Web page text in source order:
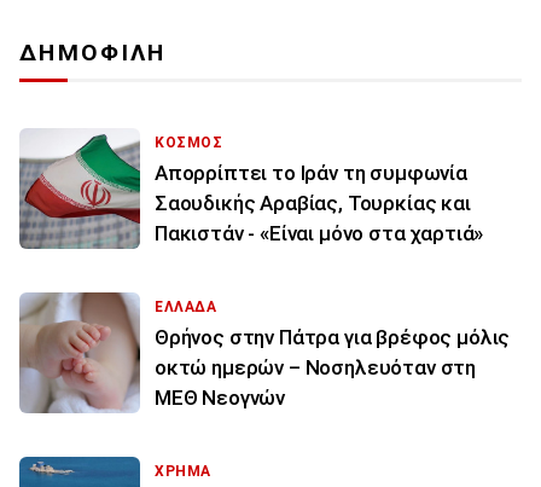
ΔΗΜΟΦΙΛΗ
ΚΟΣΜΟΣ
Απορρίπτει το Ιράν τη συμφωνία
Σαουδικής Αραβίας, Τουρκίας και
Πακιστάν - «Είναι μόνο στα χαρτιά»
ΕΛΛΑΔΑ
Θρήνος στην Πάτρα για βρέφος μόλις
οκτώ ημερών – Νοσηλευόταν στη
ΜΕΘ Νεογνών
ΧΡΗΜΑ